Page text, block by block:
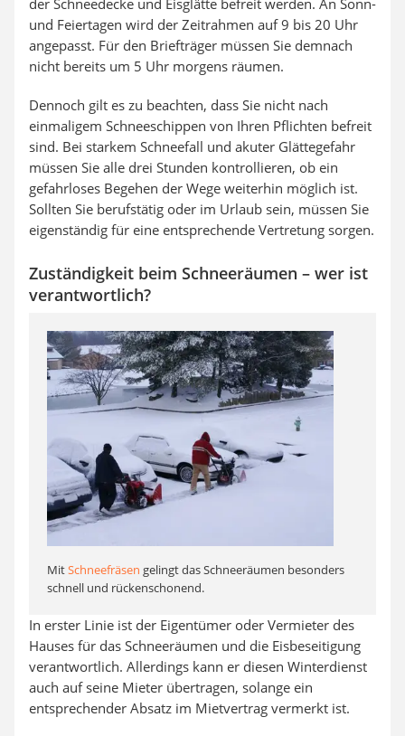
und Feiertagen wird der Zeitrahmen auf 9 bis 20 Uhr
angepasst. Für den Briefträger müssen Sie demnach
nicht bereits um 5 Uhr morgens räumen.
Dennoch gilt es zu beachten, dass Sie nicht nach
einmaligem Schneeschippen von Ihren Pflichten befreit
sind. Bei starkem Schneefall und akuter Glättegefahr
müssen Sie alle drei Stunden kontrollieren, ob ein
gefahrloses Begehen der Wege weiterhin möglich ist.
Sollten Sie berufstätig oder im Urlaub sein, müssen Sie
eigenständig für eine entsprechende Vertretung sorgen.
Zuständigkeit beim Schneeräumen – wer ist
verantwortlich?
MitSchneefräsen gelingt das Schneeräumen besonders
schnell und rückenschonend.
In erster Linie ist der Eigentümer oder Vermieter des
Hauses für das Schneeräumen und die Eisbeseitigung
verantwortlich. Allerdings kann er diesen Winterdienst
auch auf seine Mieter übertragen, solange ein
entsprechender Absatz im Mietvertrag vermerkt ist.